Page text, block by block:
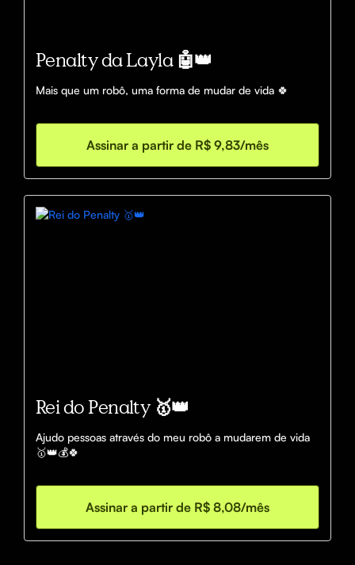
Penalty da Layla 🤖👑
Mais que um robô, uma forma de mudar de vida 🍀
Assinar a partir de R$ 9,83/mês
Rei do Penalty 🥇👑
Ajudo pessoas através do meu robô a mudarem de vida
🥇👑💰🍀
Assinar a partir de R$ 8,08/mês